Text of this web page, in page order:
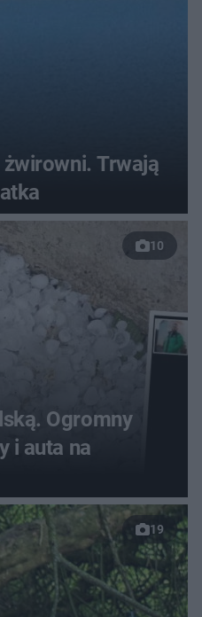
żwirowni. Trwają
10
Ogromny
i auta na
19